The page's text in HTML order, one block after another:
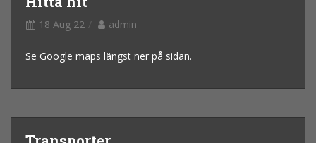
18 Aug 22 admin
Se Google maps längst ner på sidan.